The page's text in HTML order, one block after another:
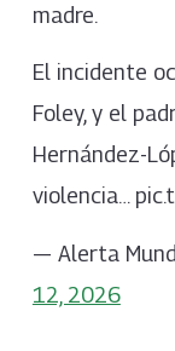
madre.
El incidente
Foley, y el
Hernández-
violencia…
— Alerta
12, 2026